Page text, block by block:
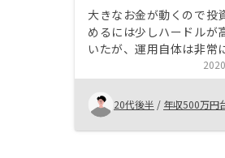
大きなお金が動くので投
めるには少しハードルが
いたが、運用自体は非常
いリスクで投資できるこ
切ることができた。上場
DX銘柄として健全かつ業
端を行く企業と言え、不
してだけでなく、企業に
20代後半 / 年収500万円